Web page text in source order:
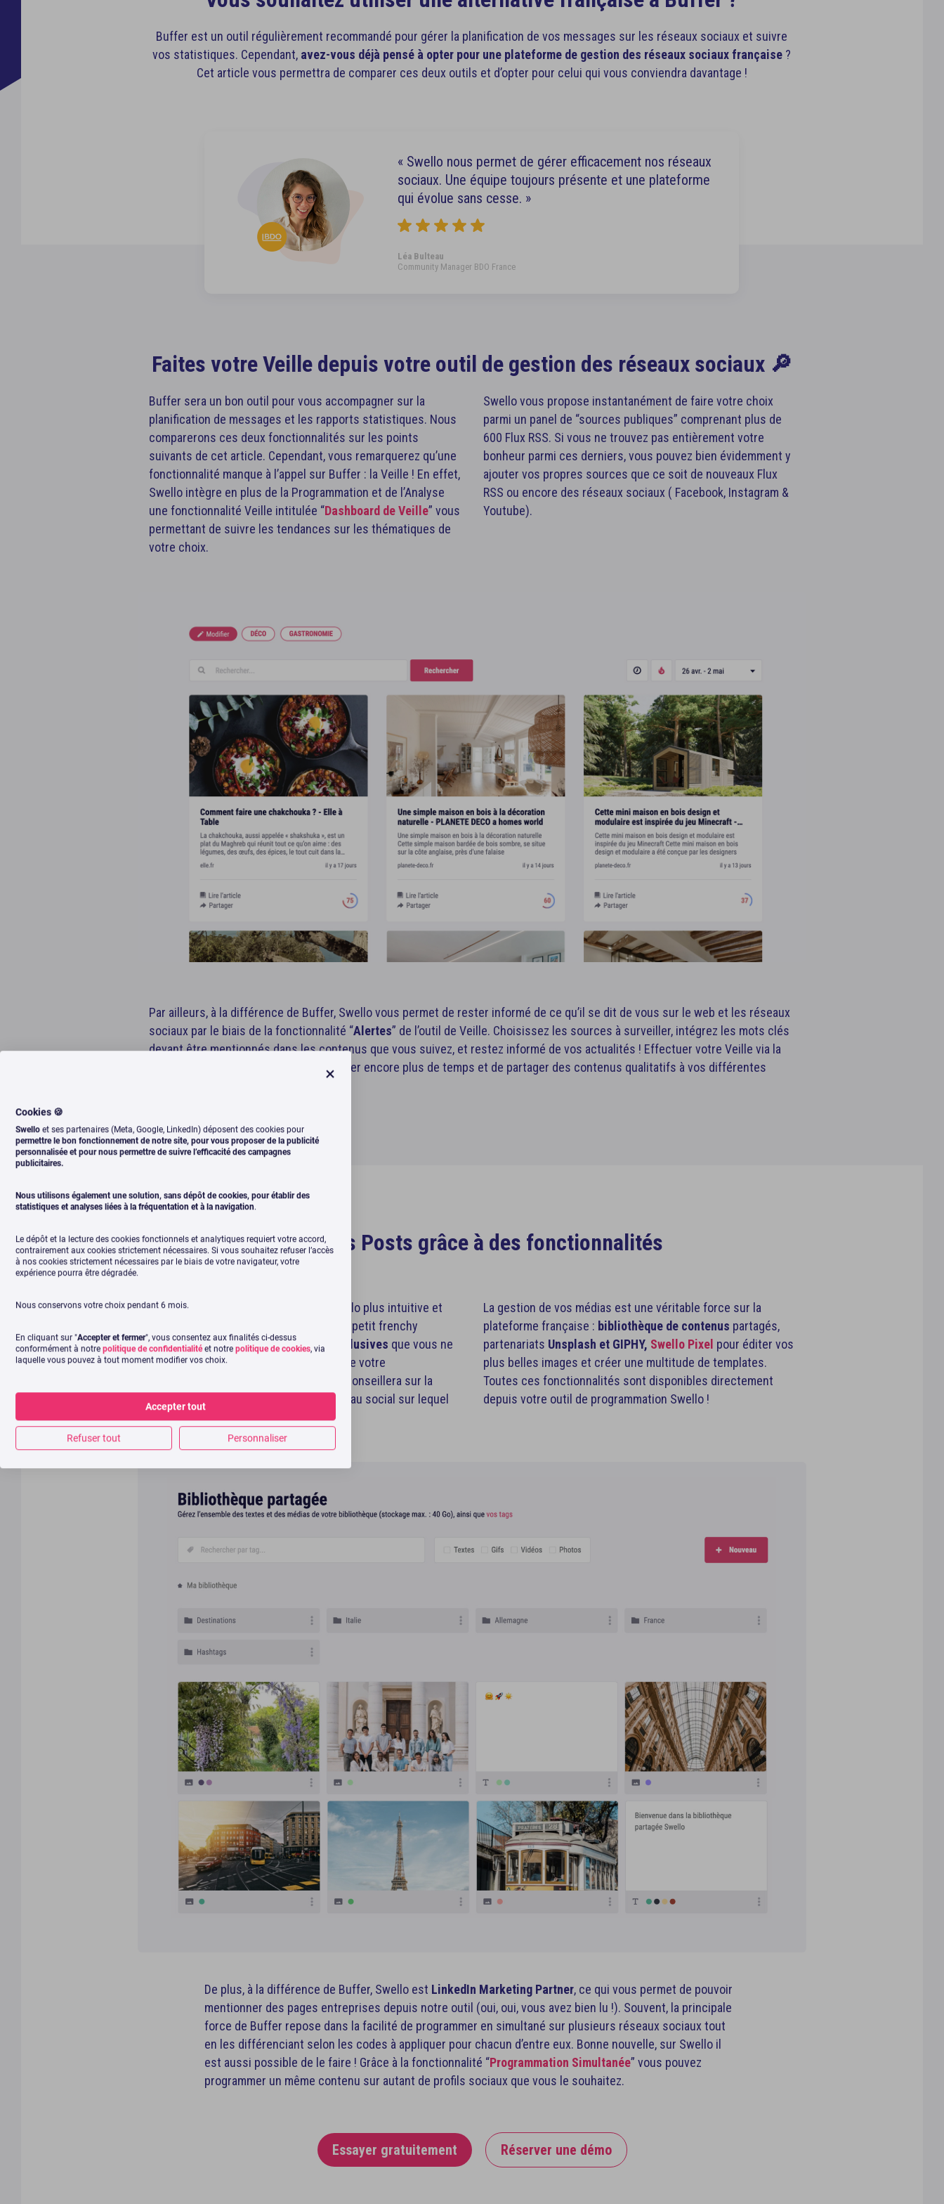
Gérez l’ensemble de vos commentaires
Quality Coach
Meilleures heures de publication
Buffer est un outil régulièrement recommandé pour gérer la planification de vos messages sur les réseaux sociaux et suivre
vos statistiques. Cependant, avez-vous déjà pensé à opter pour une plateforme de gestion des réseaux sociaux française ?
Cet article vous permettra de comparer ces deux outils et d’opter pour celui qui vous conviendra davantage !
« Swello nous permet de gérer efficacement nos réseaux
sociaux. Une équipe toujours présente et une plateforme
qui évolue sans cesse. »
Léa Bulteau
Community Manager BDO France
Faites votre Veille depuis votre outil de gestion des réseaux sociaux 🔎
Buffer sera un bon outil pour vous accompagner sur la
planification de messages et les rapports statistiques. Nous
comparerons ces deux fonctionnalités sur les points
suivants de cet article. Cependant, vous remarquerez qu’une
fonctionnalité manque à l’appel sur Buffer : la Veille ! En effet,
Swello intègre en plus de la Programmation et de l’Analyse
une fonctionnalité Veille intitulée “Dashboard de Veille” vous
permettant de suivre les tendances sur les thématiques de
votre choix.
Swello vous propose instantanément de faire votre choix
parmi un panel de “sources publiques” comprenant plus de
600 Flux RSS. Si vous ne trouvez pas entièrement votre
bonheur parmi ces derniers, vous pouvez bien évidemment y
ajouter vos propres sources que ce soit de nouveaux Flux
RSS ou encore des réseaux sociaux ( Facebook, Instagram &
Youtube).
Par ailleurs, à la différence de Buffer, Swello vous permet de rester informé de ce qu’il se dit de vous sur le web et les réseaux
sociaux par le biais de la fonctionnalité “Alertes” de l’outil de Veille. Choisissez les sources à surveiller, intégrez les mots clés
devant être mentionnés dans les contenus que vous suivez, et restez informé de vos actualités ! Effectuer votre Veille via la
plateforme Swello vous permet de gagner encore plus de temps et de partager des contenus qualitatifs à vos différentes
Programmez vos Posts grâce à des fonctionnalités
exclusives 🎁
Outre l’ergonomie de la plateforme Swello plus intuitive et
intégralement disponible en français, le petit frenchy
dispose en plus defonctionnalités exclusives que vous ne
trouverez pas sur Buffer. Tout au long de votre
vous conseillera sur la
rédaction à adopter en fonction du réseau social sur lequel
vous programmez.
La gestion de vos médias est une véritable force sur la
plateforme française : bibliothèque de contenus partagés,
partenariats Unsplash et GIPHY, Swello Pixel pour éditer vos
plus belles images et créer une multitude de templates.
Toutes ces fonctionnalités sont disponibles directement
depuis votre outil de programmation Swello !
De plus, à la différence de Buffer, Swello est LinkedIn Marketing Partner, ce qui vous permet de pouvoir
mentionner des pages entreprises depuis notre outil (oui, oui, vous avez bien lu !). Souvent, la principale
force de Buffer repose dans la facilité de programmer en simultané sur plusieurs réseaux sociaux tout
en les différenciant selon les codes à appliquer pour chacun d’entre eux. Bonne nouvelle, sur Swello il
est aussi possible de le faire ! Grâce à la fonctionnalité “Programmation Simultanée” vous pouvez
programmer un même contenu sur autant de profils sociaux que vous le souhaitez.
Essayer gratuitement Réserver une démo
Cookies 🍪
Swello et ses partenaires (Meta, Google, LinkedIn) déposent des cookies pour
permettre le bon fonctionnement de notre site, pour vous proposer de la publicité
personnalisée et pour nous permettre de suivre l’efficacité des campagnes
publicitaires.
Nous utilisons également une solution, sans dépôt de cookies, pour établir des
statistiques et analyses liées à la fréquentation et à la navigation.
Le dépôt et la lecture des cookies fonctionnels et analytiques requiert votre accord,
contrairement aux cookies strictement nécessaires. Si vous souhaitez refuser l’accès
à nos cookies strictement nécessaires par le biais de votre navigateur, votre
expérience pourra être dégradée.
Nous conservons votre choix pendant 6 mois.
En cliquant sur "Accepter et fermer", vous consentez aux finalités ci-dessus
conformément à notre politique de confidentialitéet notre politique de cookies, via
laquelle vous pouvez à tout moment modifier vos choix.
Accepter tout
Refuser tout Personnaliser